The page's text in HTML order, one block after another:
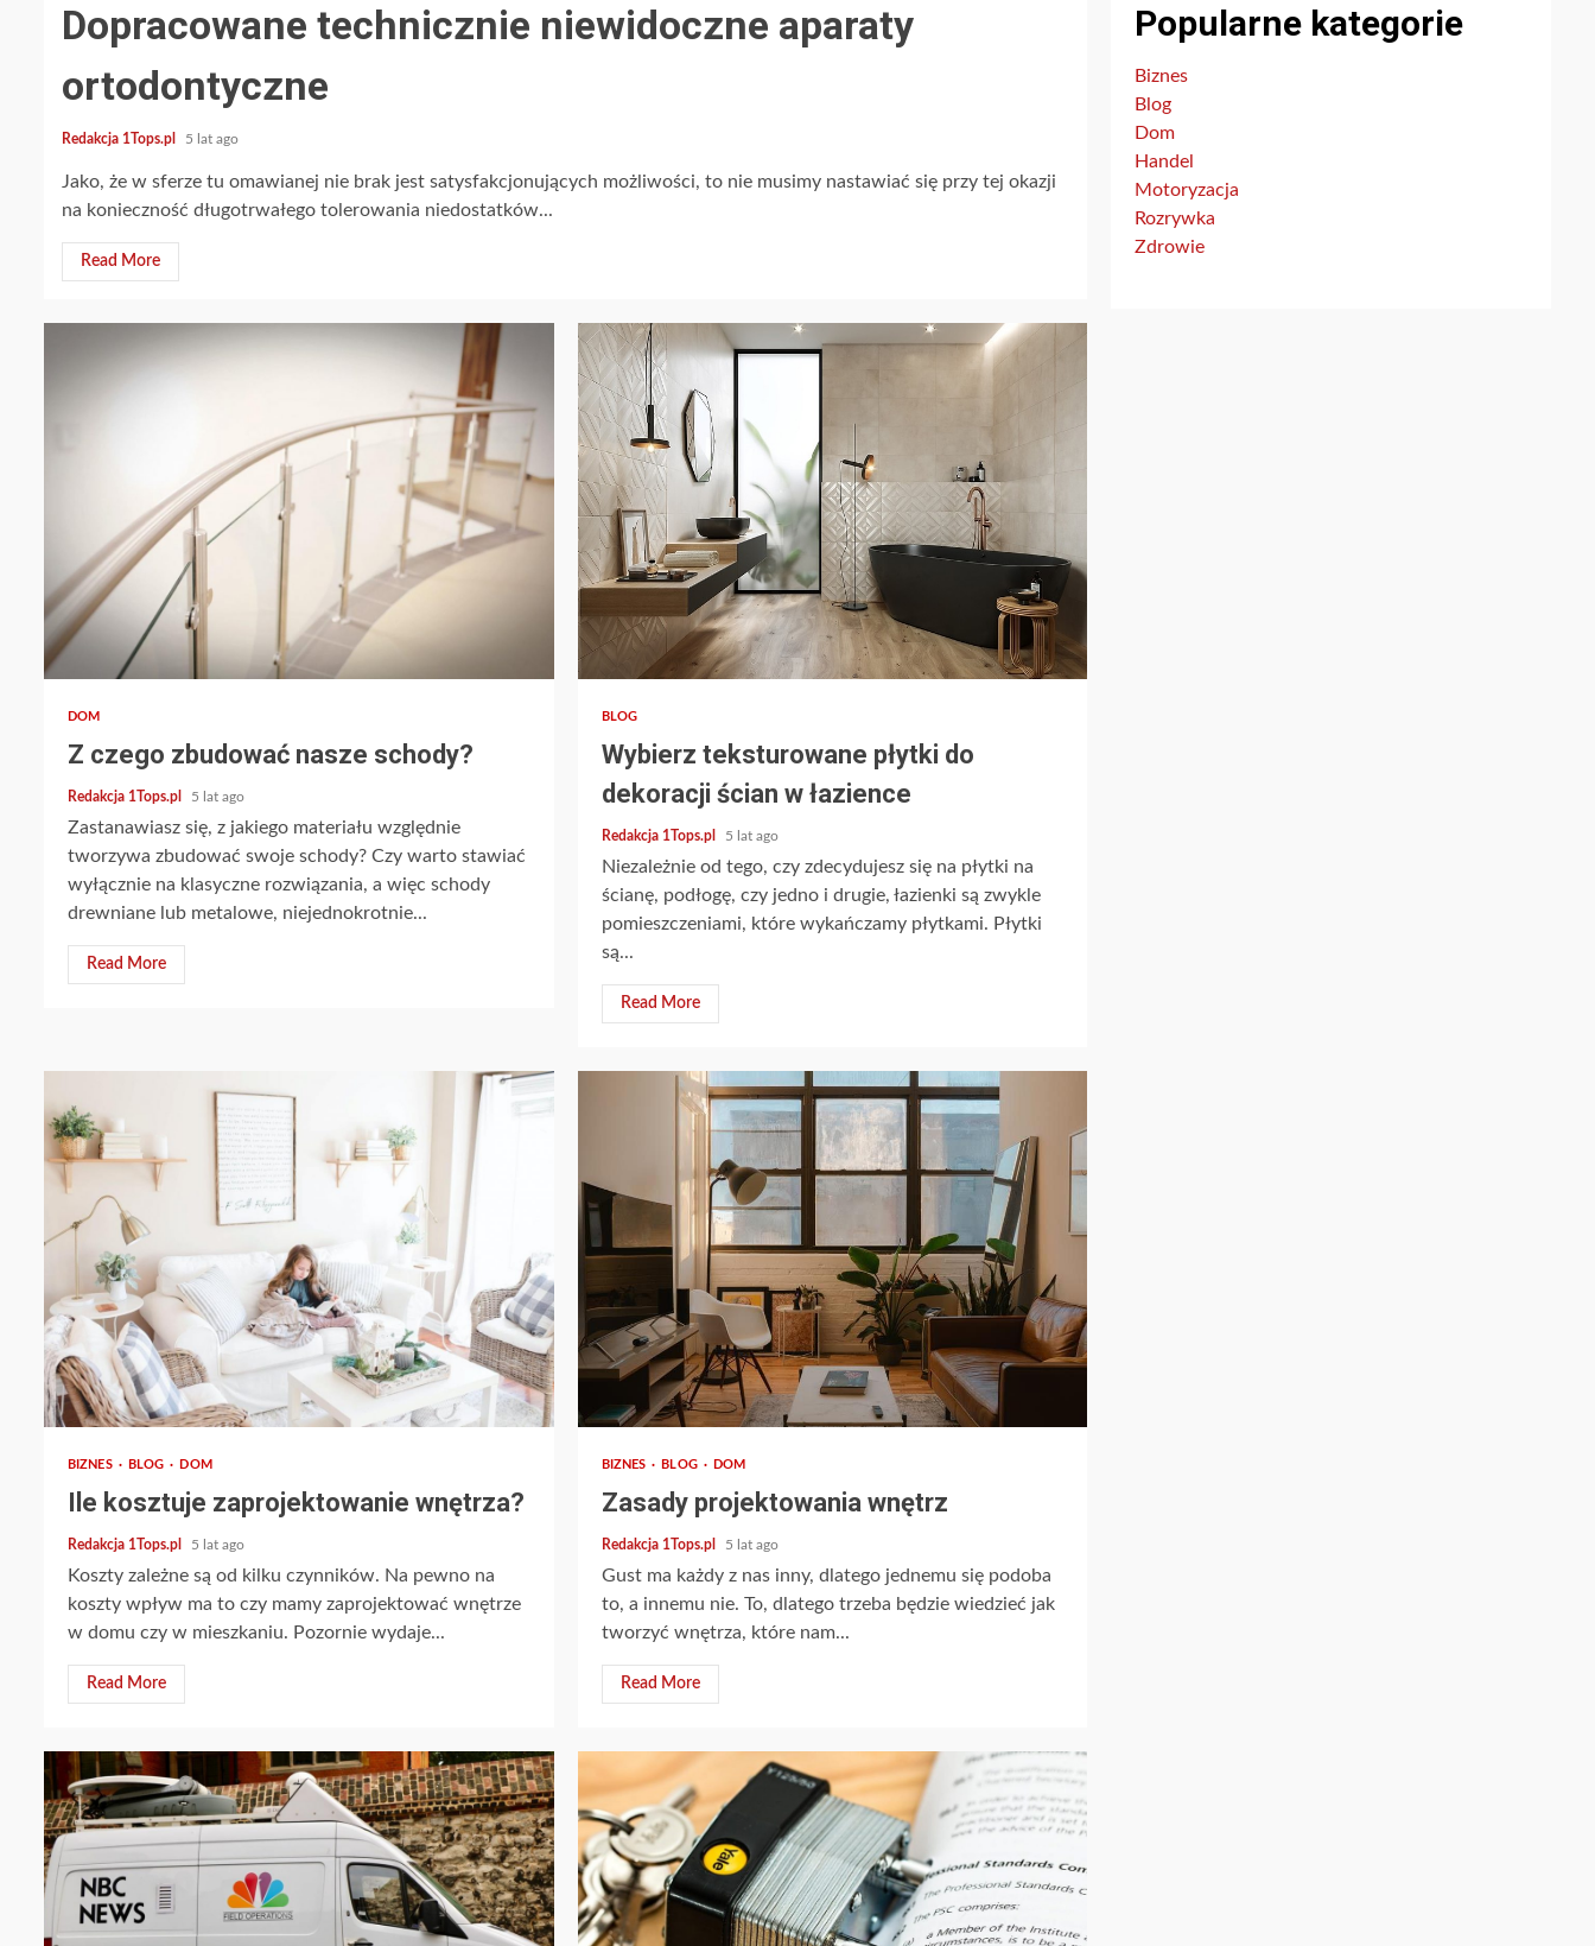
Dopracowane technicznie niewidoczne aparaty
ortodontyczne
Redakcja 1Tops.pl 5 lat ago
Jako, że w sferze tu omawianej nie brak jest satysfakcjonujących możliwości, to nie musimy nastawiać się przy tej okazji
na konieczność długotrwałego tolerowania niedostatków...
Read More
2 min read
DOM
Z czego zbudować nasze schody?
Redakcja 1Tops.pl 5 lat ago
Zastanawiasz się, z jakiego materiału względnie
tworzywa zbudować swoje schody? Czy warto stawiać
wyłącznie na klasyczne rozwiązania, a więc schody
drewniane lub metalowe, niejednokrotnie...
Read More
2 min read
BLOG
Wybierz teksturowane płytki do
dekoracji ścian w łazience
Redakcja 1Tops.pl 5 lat ago
Niezależnie od tego, czy zdecydujesz się na płytki na
ścianę, podłogę, czy jedno i drugie, łazienki są zwykle
pomieszczeniami, które wykańczamy płytkami. Płytki
są...
Read More
2 min read
BIZNES BLOG DOM
Ile kosztuje zaprojektowanie wnętrza?
Redakcja 1Tops.pl 5 lat ago
Koszty zależne są od kilku czynników. Na pewno na
koszty wpływ ma to czy mamy zaprojektować wnętrze
w domu czy w mieszkaniu. Pozornie wydaje...
Read More
2 min read
BIZNES BLOG DOM
Zasady projektowania wnętrz
Redakcja 1Tops.pl 5 lat ago
Gust ma każdy z nas inny, dlatego jednemu się podoba
to, a innemu nie. To, dlatego trzeba będzie wiedzieć jak
tworzyć wnętrza, które nam...
Read More
Popularne kategorie
Biznes
Blog
Dom
Handel
Motoryzacja
Rozrywka
Zdrowie